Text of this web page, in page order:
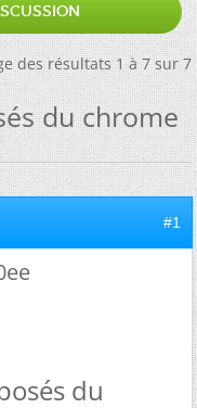
des résultats 1 à 7 sur 7
du chrome
#1
du